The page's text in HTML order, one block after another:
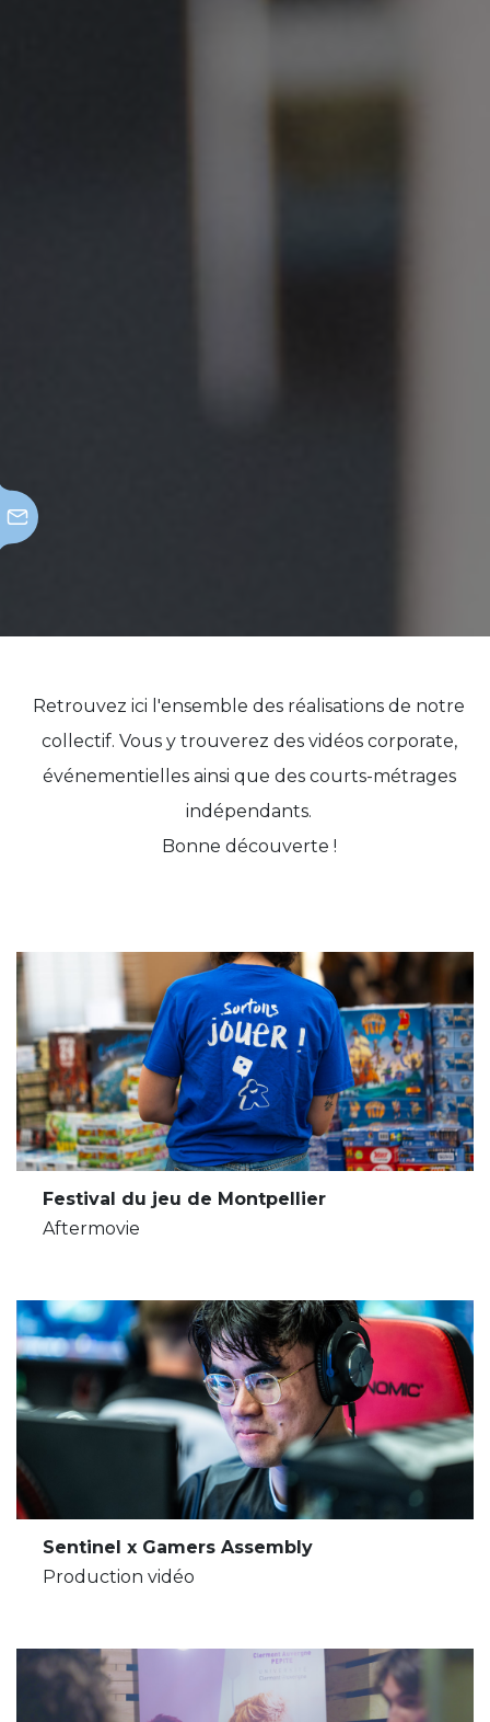
Retrouvez ici l'ensemble des réalisations de notre
collectif. Vous y trouverez des vidéos corporate,
événementielles ainsi que des courts-métrages
indépendants.
Bonne découverte !
Festival du jeu de Montpellier
Aftermovie
Sentinel x Gamers Assembly
Production vidéo